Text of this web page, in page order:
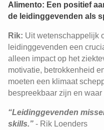
Alimento: Een positief
de leidinggevenden als
Rik: Uit wetenschappelijk
leidinggevenden een
alleen impact op het
motivatie, betrokkenheid
moeten een klimaat
bespreekbaar zijn en
“Leidinggevenden
skills.” - Rik Loenders